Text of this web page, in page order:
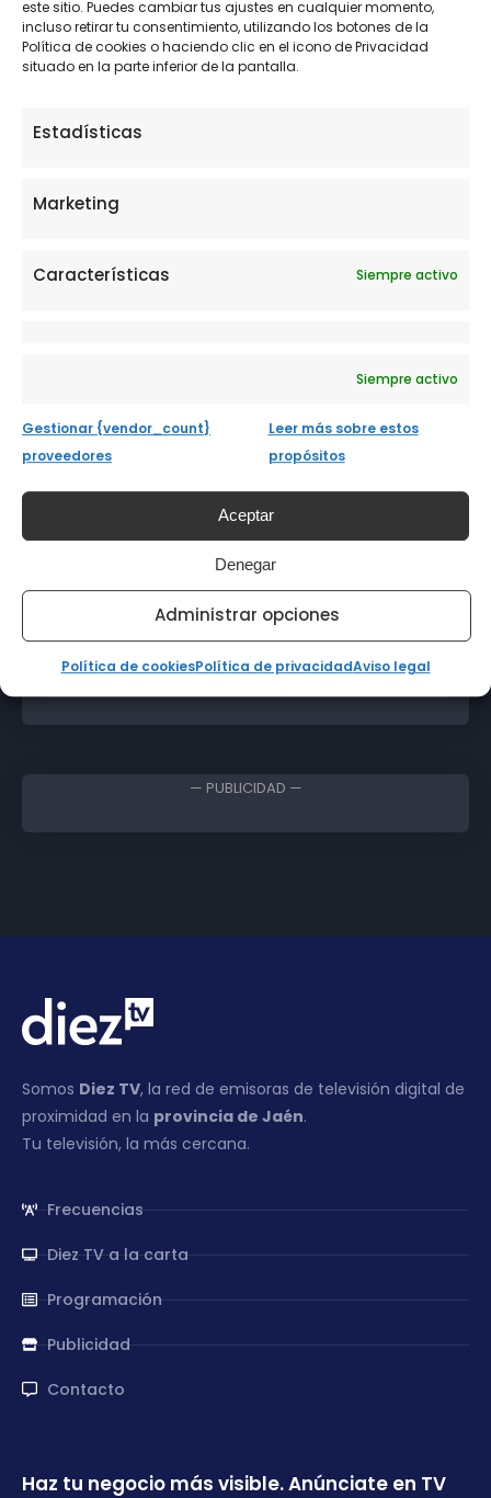
este sitio. Puedes cambiar tus ajustes en cualquier momento,
incluso retirar tu consentimiento, utilizando los botones de la
Política de cookies o haciendo clic en el icono de Privacidad
situado en la parte inferior de la pantalla.
Estadísticas
Marketing
Características Siempre activo
Siempre activo
Gestionar {vendor_count}
proveedores
Leer más sobre estos
propósitos
Aceptar
Denegar
Administrar opciones
Política de cookiesPolítica de privacidadAviso legal
marzo 2024
febrero 2024
diciembre 2023
octubre 2023
agosto 2023
abril 2023
diciembre 2022
noviembre 2022
octubre 2022
— PUBLICIDAD —
Somos Diez TV, la red de emisoras de televisión digital de
proximidad en la provincia de Jaén.
Tu televisión, la más cercana.
Frecuencias
Diez TV a la carta
Programación
Publicidad
Contacto
Haz tu negocio más visible. Anúnciate en TV